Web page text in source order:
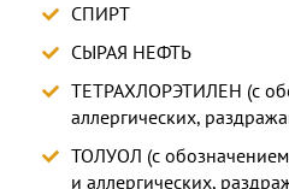
СПИРТ
СЫРАЯ НЕФТЬ
ТЕТРАХЛОРЭТИЛЕН (с
аллергических,
ТОЛУОЛ (с
и аллергических,